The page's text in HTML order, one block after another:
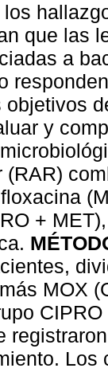
los
que las
a
y
+
MOX